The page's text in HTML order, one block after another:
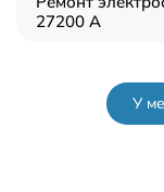
27200 A
У